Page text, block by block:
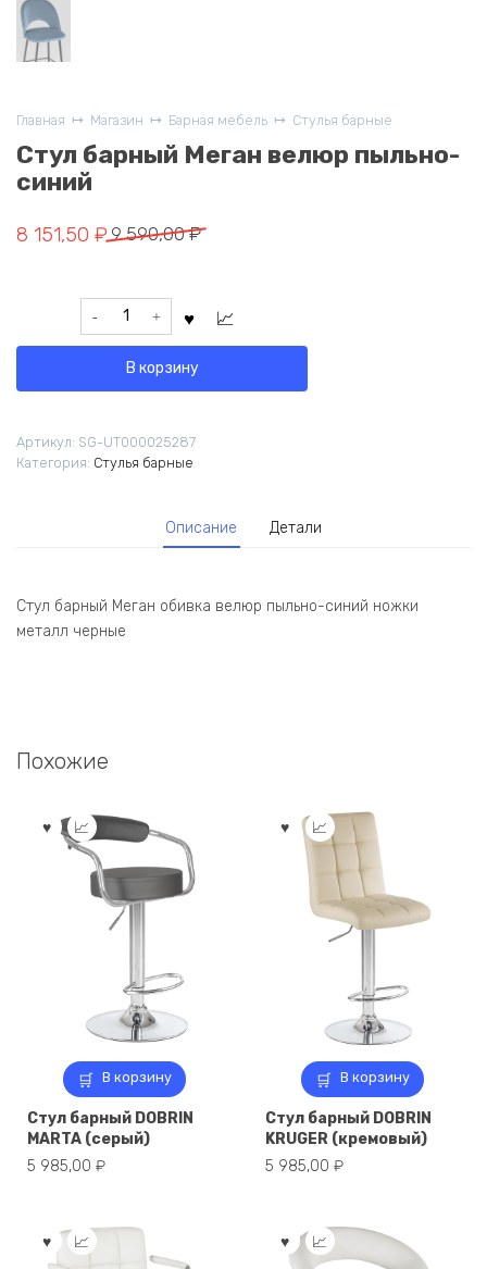
Главная Магазин Барная мебель Стулья барные
Стул барный Меган велюр пыльно-
синий
9 590,00₽
Первоначальная
составляла
590,00 ₽.
8 151,50 ₽
Текущая
Количество
товара
барный
пыльно-
синий
В корзину
Артикул: SG-UT000025287
Категория: Стулья барные
Описание Детали
Стул барный Меган обивка велюр пыльно-синий ножки
металл черные
Похожие
В корзину
Стул барный DOBRIN
MARTA (серый)
5 985,00 ₽
В корзину
Стул барный DOBRIN
KRUGER (кремовый)
5 985,00 ₽